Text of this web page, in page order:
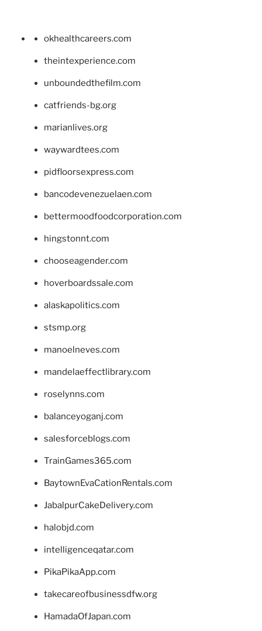
okhealthcareers.com
theintexperience.com
unboundedthefilm.com
catfriends-bg.org
marianlives.org
waywardtees.com
pidfloorsexpress.com
bancodevenezuelaen.com
bettermoodfoodcorporation.com
hingstonnt.com
chooseagender.com
hoverboardssale.com
alaskapolitics.com
stsmp.org
manoelneves.com
mandelaeffectlibrary.com
roselynns.com
balanceyoganj.com
salesforceblogs.com
TrainGames365.com
BaytownEvaCationRentals.com
JabalpurCakeDelivery.com
halobjd.com
intelligenceqatar.com
PikaPikaApp.com
takecareofbusinessdfw.org
HamadaOfJapan.com